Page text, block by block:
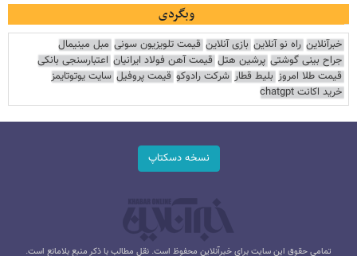
وبگردی
خبرآنلاین راه نو آنلاین بازی آنلاین قیمت تلویزیون سونی مبل مینیمال
جراح بینی گوشتی پرشین هتل قیمت آهن فولاد ایرانیان اعتبارسنجی بانکی
قیمت طلا امروز بلیط قطار شرکت رادوکو قیمت پروفیل سایت یوتوتایمز
خرید اکانت chatgpt
نسخه دسکتاپ
تمامی حقوق این سایت برای خبرآنلاین محفوظ است. نقل مطالب با ذکر منبع بلامانع است.